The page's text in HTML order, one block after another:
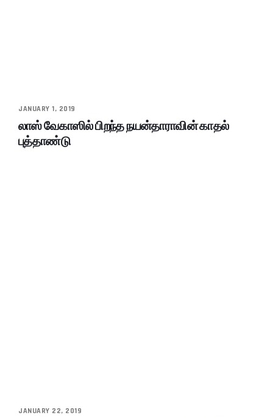
JANUARY 1, 2019
லாஸ் வேகாஸில் பிறந்த நயன்தாராவின் காதல்
புத்தாண்டு
JANUARY 22, 2019